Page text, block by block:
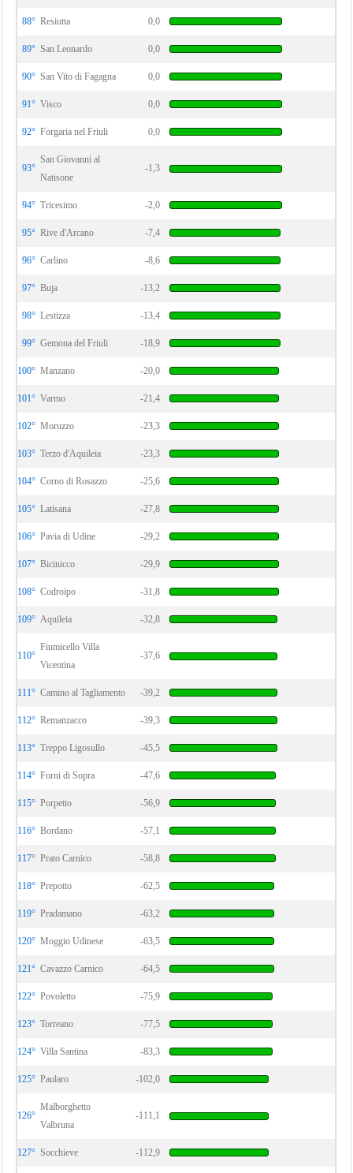
88° Resiutta 0,0
89° San Leonardo 0,0
90° San Vito di Fagagna 0,0
91° Visco 0,0
92° Forgaria nel Friuli 0,0
93°
San Giovanni al
Natisone
-1,3
94° Tricesimo -2,0
95° Rive d'Arcano -7,4
96° Carlino -8,6
97° Buja -13,2
98° Lestizza -13,4
99° Gemona del Friuli -18,9
100° Manzano -20,0
101° Varmo -21,4
102° Moruzzo -23,3
103° Terzo d'Aquileia -23,3
104° Corno di Rosazzo -25,6
105° Latisana -27,8
106° Pavia di Udine -29,2
107° Bicinicco -29,9
108° Codroipo -31,8
109° Aquileia -32,8
110°
Fiumicello Villa
Vicentina
-37,6
111° Camino al Tagliamento -39,2
112° Remanzacco -39,3
113° Treppo Ligosullo -45,5
114° Forni di Sopra -47,6
115° Porpetto -56,9
116° Bordano -57,1
117° Prato Carnico -58,8
118° Prepotto -62,5
119° Pradamano -63,2
120° Moggio Udinese -63,5
121° Cavazzo Carnico -64,5
122° Povoletto -75,9
123° Torreano -77,5
124° Villa Santina -83,3
125° Paularo -102,0
126°
Malborghetto
Valbruna
-111,1
127° Socchieve -112,9